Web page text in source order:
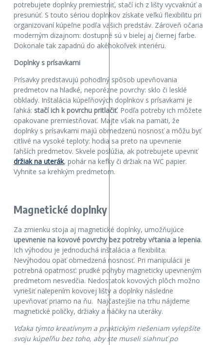
potrebujete doplnky premiestniť, stačí ich z lišty vycvaknúť a
presunúť. S touto sériou doplnkov získate veľkú flexibilitu pri
organizovaní kúpeľne podľa vašich predstáv. Zároveň očaria
moderným dizajnom: dostupné sú v bielej aj čiernej farbe.
Dokonale tak zapadnú do akéhokoľvek interiéru.
Doplnky s prísavkami
Prísavky predstavujú pohodlný spôsob upevňovania
predmetov na hladké, neporézne povrchy: sklo či lesklé
obklady. Inštalácia kúpeľňových doplnkov s prísavkami je
ľahká: stačí ich k povrchu pritlačiť. Podľa potreby ich môžete
opakovane premiestňovať. Majte však na pamäti, že
doplnky s prísavkami majú obmedzenú nosnosť a môžu byť
citlivé na vysoké teploty: hodia sa preto na upevnenie
ľahších predmetov. Skvele poslúžia, ak potrebujete upevniť
držiak na uterák, pohár na kefky či držiak na WC papier.
Vyhnite sa krehkým predmetom.
Magnetické doplnky
Za zmienku stoja aj magnetické doplnky, umožňujúce
upevnenie na kovové povrchy bez potreby vŕtania a lepenia.
Ich výhodou je jednoduchá inštalácia a flexibilita.
Nevýhodou opäť obmedzená nosnosť. Pri manipulácii je
potrebná opatrnosť: prudké pohyby magneticky upevneným
predmetom nesvedčia. Nedostatok kovových plôch možno
vyriešiť nalepením kovovej lišty a doplnky následne
upevňovať priamo na ňu. Najčastejšie na trhu nájdeme
magnetické poličky, držiaky a háčiky na uteráky.
Vďaka týmto kreatívnym a praktickým riešeniam vylepšíte
svoju kúpeľňu bez toho, aby ste museli siahnuť po